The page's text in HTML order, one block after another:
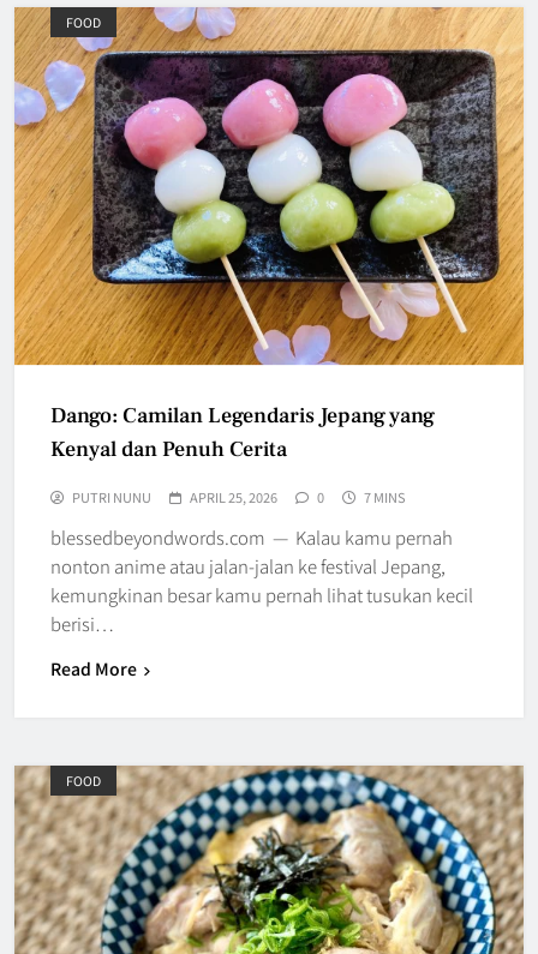
FOOD
Dango: Camilan Legendaris Jepang yang
Kenyal dan Penuh Cerita
PUTRI NUNU APRIL 25, 2026 0 7 MINS
blessedbeyondwords.com — Kalau kamu pernah
nonton anime atau jalan-jalan ke festival Jepang,
kemungkinan besar kamu pernah lihat tusukan kecil
berisi…
Read More
FOOD